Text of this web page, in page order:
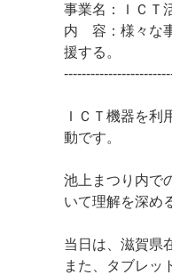
事業名：ＩＣＴ
内 容：様々な
援する。
ＩＣＴ機器を
動です。
池上まつり内で
いて理解を深め
当日は、滋賀県
また、タブレッ